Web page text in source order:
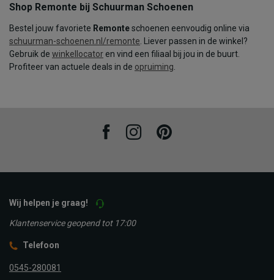
Shop Remonte bij Schuurman Schoenen
Bestel jouw favoriete Remonteschoenen eenvoudig online via
schuurman-schoenen.nl/remonte . Liever passen in de winkel?
Gebruik de winkellocator en vind een filiaal bij jou in de buurt.
Profiteer van actuele deals in de opruiming
FacebookInstagramPinterest
Wij helpen je graag!
Klantenservice geopend tot 17:00
Telefoon
0545-280081